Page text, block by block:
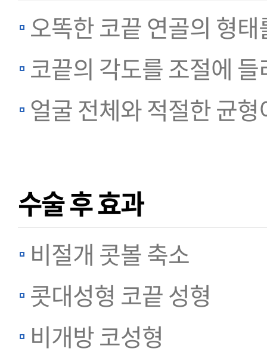
오똑한 코끝 연골의 형
코끝의 각도를 조절에
얼굴 전체와 적절한 균
수술 후 효과
비절개 콧볼 축소
콧대성형 코끝 성형
비개방 코성형